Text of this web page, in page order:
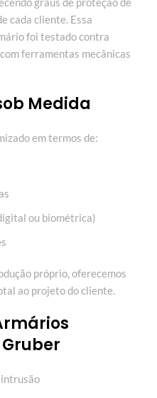
cada cliente. Essa
foi testado contra
ferramentas mecânicas
Medida
em termos de:
ou biométrica)
próprio, oferecemos
ao projeto do cliente.